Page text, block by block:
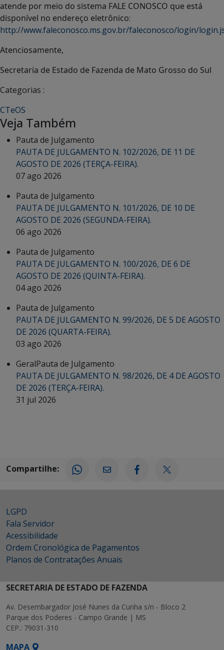
atende por meio do sistema FALE CONOSCO que está
disponível no endereço eletrônico:
http://www.faleconosco.ms.gov.br/faleconosco/login/
Atenciosamente,
Secretaria de Estado de Fazenda de Mato Grosso do Sul
Categorias :
CTeOS
Veja Também
Pauta de Julgamento
PAUTA DE JULGAMENTO N. 102/2026, DE 11 DE
AGOSTO DE 2026 (TERÇA-FEIRA).
07 ago 2026
Pauta de Julgamento
PAUTA DE JULGAMENTO N. 101/2026, DE 10 DE
AGOSTO DE 2026 (SEGUNDA-FEIRA).
06 ago 2026
Pauta de Julgamento
PAUTA DE JULGAMENTO N. 100/2026, DE 6 DE
AGOSTO DE 2026 (QUINTA-FEIRA).
04 ago 2026
Pauta de Julgamento
PAUTA DE JULGAMENTO N. 99/2026, DE 5 DE AGOSTO
DE 2026 (QUARTA-FEIRA).
03 ago 2026
GeralPauta de Julgamento
PAUTA DE JULGAMENTO N. 98/2026, DE 4 DE AGOSTO
DE 2026 (TERÇA-FEIRA).
31 jul 2026
Compartilhe:
LGPD
Fala Servidor
Acessibilidade
Ordem Cronológica de Pagamentos
Planos de Contratações Anuais
SECRETARIA DE ESTADO DE FAZENDA
Av. Desembargador José Nunes da Cunha s/n - Bloco 2
Parque dos Poderes - Campo Grande | MS
CEP.: 79031-310
MAPA